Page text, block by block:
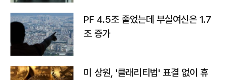
PF 4.5조 줄었는데 부실여신은 1.7
조 증가
미 상원, '클래리티법' 표결 없이 휴